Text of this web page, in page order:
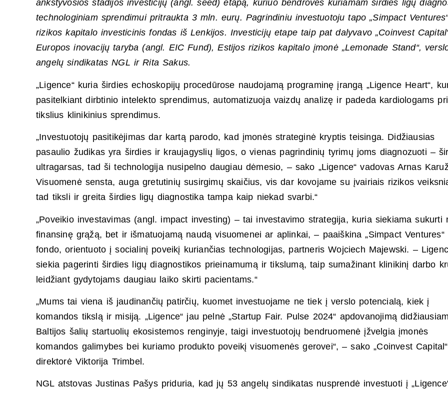
ankstyvosios stadijos investicijų (angl. seed) etapą, kuriuo bendrovės kuriamam širdies ligų
technologiniam sprendimui pritraukta 3 mln. eurų. Pagrindiniu investuotoju tapo „Simpact
rizikos kapitalo investicinis fondas iš Lenkijos. Investicijų etape taip pat dalyvavo „Coinvest
Europos inovacijų taryba (angl. EIC Fund), Estijos rizikos kapitalo įmonė „Lemonade Stand“,
angelų sindikatas NGL ir Rita Sakus.
„Ligence“ kuria širdies echoskopijų procedūrose naudojamą programinę įrangą „Ligence Heart“,
pasitelkiant dirbtinio intelekto sprendimus, automatizuoja vaizdų analizę ir padeda kardiologams
tikslius klinikinius sprendimus.
„Investuotojų pasitikėjimas dar kartą parodo, kad įmonės strateginė kryptis teisinga. Didžiausias
pasaulio žudikas yra širdies ir kraujagyslių ligos, o vienas pagrindinių tyrimų joms diagnozuoti –
ultragarsas, tad ši technologija nusipelno daugiau dėmesio, – sako „Ligence“ vadovas Arnas
Visuomenė sensta, auga gretutinių susirgimų skaičius, vis dar kovojame su įvairiais rizikos
tad tiksli ir greita širdies ligų diagnostika tampa kaip niekad svarbi.“
„Poveikio investavimas (angl. impact investing) – tai investavimo strategija, kuria siekiama sukurti
finansinę grąžą, bet ir išmatuojamą naudą visuomenei ar aplinkai, – paaiškina „Simpact Ventures“
fondo, orientuoto į socialinį poveikį kuriančias technologijas, partneris Wojciech Majewski. –
siekia pagerinti širdies ligų diagnostikos prieinamumą ir tikslumą, taip sumažinant klinikinį darbo
leidžiant gydytojams daugiau laiko skirti pacientams.“
„Mums tai viena iš jaudinančių patirčių, kuomet investuojame ne tiek į verslo potencialą, kiek į
komandos tikslą ir misiją. „Ligence“ jau pelnė „Startup Fair. Pulse 2024“ apdovanojimą
Baltijos šalių startuolių ekosistemos renginyje, taigi investuotojų bendruomenė įžvelgia įmonės
komandos galimybes bei kuriamo produkto poveikį visuomenės gerovei“, – sako „Coinvest Capital“
direktorė Viktorija Trimbel.
NGL atstovas Justinas Pašys priduria, kad jų 53 angelų sindikatas nusprendė investuoti į